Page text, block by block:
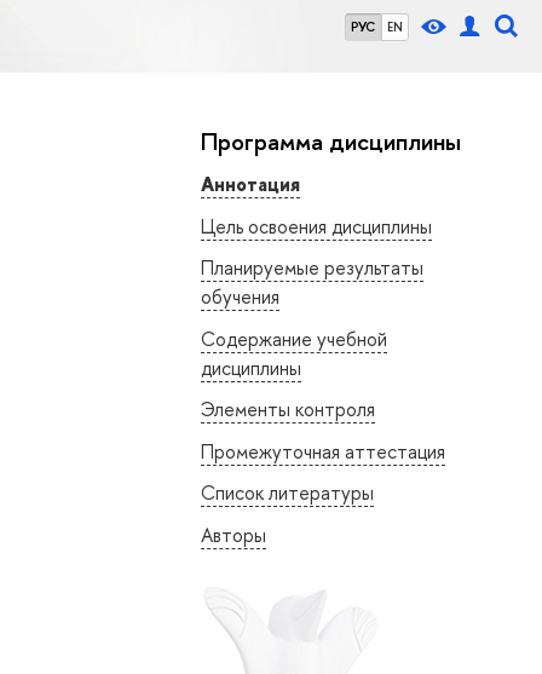
РУС EN
Программа дисциплины
Аннотация
Цель освоения дисциплины
Планируемые результаты
обучения
Содержание учебной
дисциплины
Элементы контроля
Промежуточная аттестация
Список литературы
Авторы